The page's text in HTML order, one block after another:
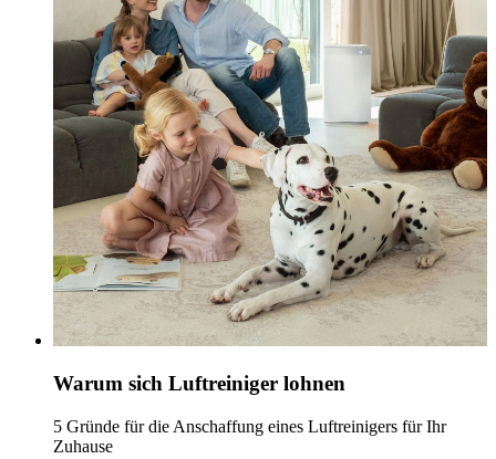
Warum sich Luftreiniger lohnen
5 Gründe für die Anschaffung eines Luftreinigers für Ihr
Zuhause